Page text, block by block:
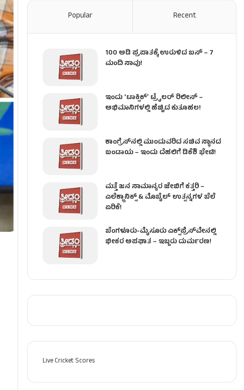
Popular Recent
100 ಅಡಿ ಪ್ರಪಾತಕ್ಕೆ ಉರುಳಿದ ಬಸ್‌ – 7
ಮಂದಿ ಸಾವು!
ಇಂದು ʻಟಾಕ್ಸಿಕ್ʼ ಟ್ರೈಲರ್ ರಿಲೀಸ್‌ –
ಅಭಿಮಾನಿಗಳಲ್ಲಿ ಹೆಚ್ಚಿದ ಕುತೂಹಲ!
ಕಾಂಗ್ರೆಸ್​ನಲ್ಲಿ ಮುಂದುವರಿದ ಸಚಿವ ಸ್ಥಾನದ
ಬಂಡಾಯ – ಇಂದು ದೆಹಲಿಗೆ ಡಿಕೆಶಿ ಭೇಟಿ!
ಮತ್ತೆ ಜನ ಸಾಮಾನ್ಯರ ಜೇಬಿಗೆ ಕತ್ತರಿ –
ಎಲೆಕ್ಟ್ರಾನಿಕ್ಸ್ & ಮೊಬೈಲ್ ಉತ್ಪನ್ನಗಳ ಬೆಲೆ
ಏರಿಕೆ!
ಬೆಂಗಳೂರು-ಮೈಸೂರು ಎಕ್ಸ್‌ಪ್ರೆಸ್‌ವೇನಲ್ಲಿ
ಭೀಕರ ಅಪಘಾತ – ಇಬ್ಬರು ದುರ್ಮರಣ!
Live Cricket Scores